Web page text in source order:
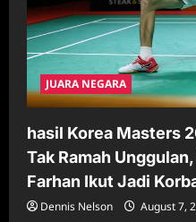
JUARA NEGARA
hasil Korea Masters
Tak Ramah
Farhan Ikut Jadi
Dennis Nelson August 7,